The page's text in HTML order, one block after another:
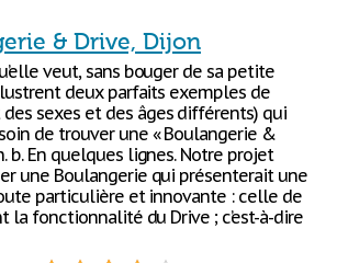
& Drive, Dijon
veut, sans bouger de sa petite
deux parfaits exemples de
des sexes et des âges différents) qui
de trouver une « Boulangerie &
b. En quelques lignes. Notre projet
une Boulangerie qui présenterait une
particulière et innovante : celle de
la fonctionnalité du Drive ; c’est-à-dire